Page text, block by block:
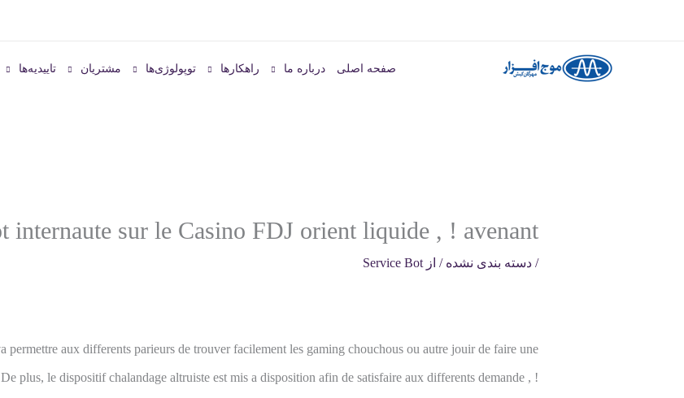
صفحه اصلی درباره ما راهکارها توپولوژی‌ها مشتریان تاییدیه‌ها
internaute sur le Casino FDJ orient liquide , ! avenant
/ دسته بندی نشده / از Service Bot
aux differents parieurs de trouver facilement les gaming chouchous ou autre jouir de faire une
plus, le dispositif chalandage altruiste est mis a disposition afin de satisfaire aux differents demande , !